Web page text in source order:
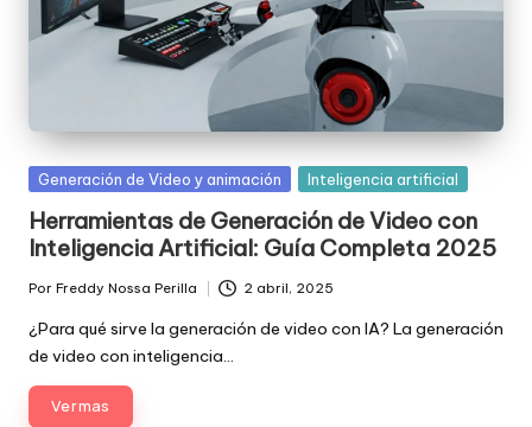
Posted
Generación de Video y animación Inteligencia artificial
Herramientas de Generación de Video con
Inteligencia Artificial: Guía Completa 2025
Publicado
por
Por Freddy Nossa Perilla 2 abril, 2025
¿Para qué sirve la generación de video con IA? La generación
de video con inteligencia…
Ver mas